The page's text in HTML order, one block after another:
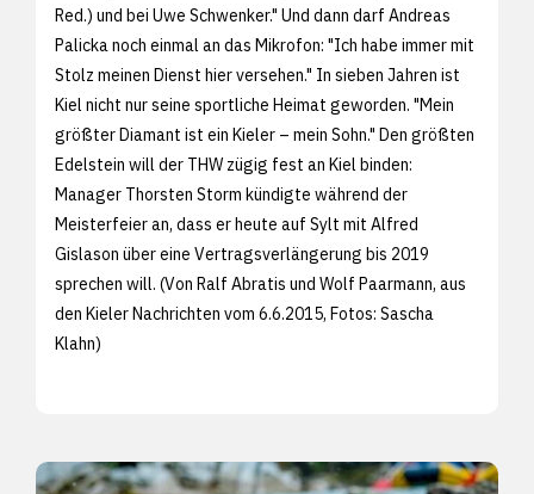
Red.) und bei Uwe Schwenker." Und dann darf Andreas
Palicka noch einmal an das Mikrofon: "Ich habe immer mit
Stolz meinen Dienst hier versehen." In sieben Jahren ist
Kiel nicht nur seine sportliche Heimat geworden. "Mein
größter Diamant ist ein Kieler – mein Sohn." Den größten
Edelstein will der THW zügig fest an Kiel binden:
Manager Thorsten Storm kündigte während der
Meisterfeier an, dass er heute auf Sylt mit Alfred
Gislason über eine Vertragsverlängerung bis 2019
sprechen will. (Von Ralf Abratis und Wolf Paarmann, aus
den Kieler Nachrichten vom 6.6.2015, Fotos: Sascha
Klahn)